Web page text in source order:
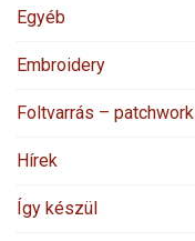
Egyéb
Embroidery
Foltvarrás – patchwork
Hírek
Így készül